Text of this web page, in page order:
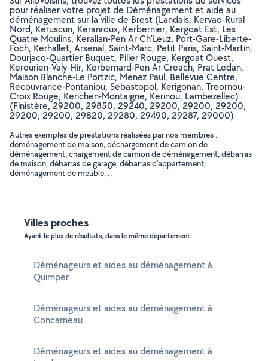
pour réaliser votre projet de Déménagement et aide au
déménagement sur la ville de Brest (Landais, Kervao-Rural
Nord, Keruscun, Keranroux, Kerbernier, Kergoat Est, Les
Quatre Moulins, Kerallan-Pen Ar Ch'Leuz, Port-Gare-Liberte-
Foch, Kerhallet, Arsenal, Saint-Marc, Petit Paris, Saint-Martin,
Dourjacq-Quartier Buquet, Pilier Rouge, Kergoat Ouest,
Kerourien-Valy-Hir, Kerbernard-Pen Ar Creach, Prat Ledan,
Maison Blanche-Le Portzic, Menez Paul, Bellevue Centre,
Recouvrance-Pontaniou, Sebastopol, Kerigonan, Treornou-
Croix Rouge, Kerichen-Montaigne, Kerinou, Lambezellec)
(Finistère, 29200, 29850, 29240, 29200, 29200, 29200,
29200, 29200, 29820, 29280, 29490, 29287, 29000)
Autres exemples de prestations réalisées par nos membres :
déménagement de maison, déchargement de camion de
déménagement, chargement de camion de déménagement, débarras
de maison, débarras de garage, débarras d'appartement,
déménagement de meuble, ..
Villes proches
Ayant le plus de résultats, dans le même département
Déménageurs et aides au déménagement à
Quimper
Déménageurs et aides au déménagement à
Concarneau
Déménageurs et aides au déménagement à